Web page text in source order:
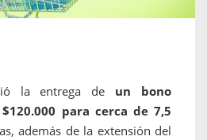
la entrega de un bono
para cerca de 7,5
además de la extensión del